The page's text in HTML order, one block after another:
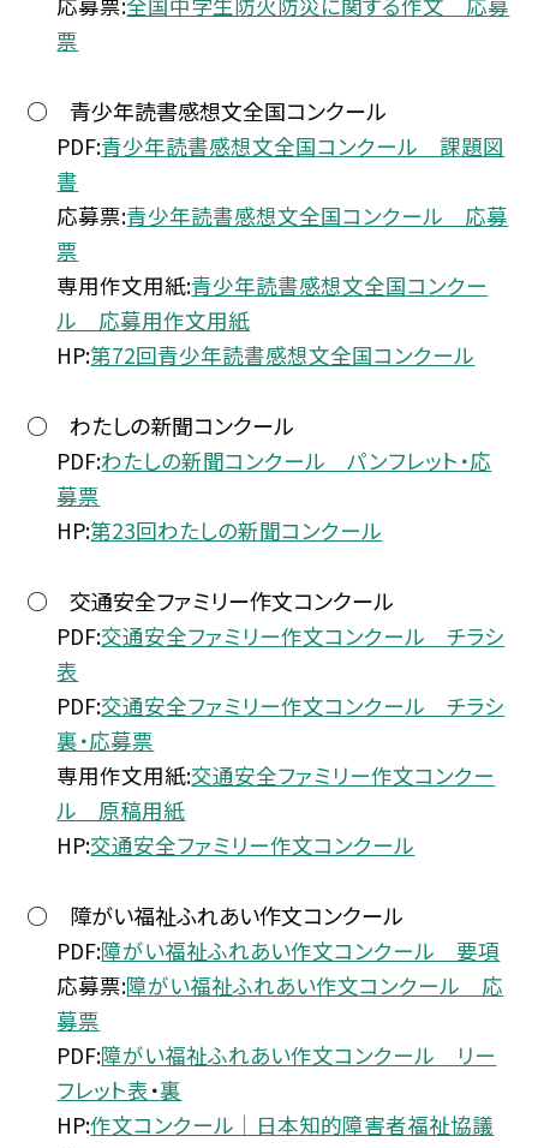
票
○ 青少年読書感想文全国コンクール
PDF:青少年読書感想文全国コンクール 課題図
書
応募票:青少年読書感想文全国コンクール 応募
票
専用作文用紙:青少年読書感想文全国コンクー
ル 応募用作文用紙
HP:第72回青少年読書感想文全国コンクール
○ わたしの新聞コンクール
PDF:わたしの新聞コンクール パンフレット・応
募票
HP:第23回わたしの新聞コンクール
○ 交通安全ファミリー作文コンクール
PDF:交通安全ファミリー作文コンクール チラシ
表
PDF:交通安全ファミリー作文コンクール チラシ
裏・応募票
専用作文用紙:交通安全ファミリー作文コンクー
ル 原稿用紙
HP:交通安全ファミリー作文コンクール
○ 障がい福祉ふれあい作文コンクール
PDF:障がい福祉ふれあい作文コンクール 要項
応募票:障がい福祉ふれあい作文コンクール 応
募票
PDF:障がい福祉ふれあい作文コンクール リー
フレット表・裏
HP:作文コンクール｜日本知的障害者福祉協議